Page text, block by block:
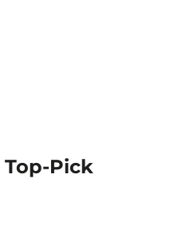
Top-Pick